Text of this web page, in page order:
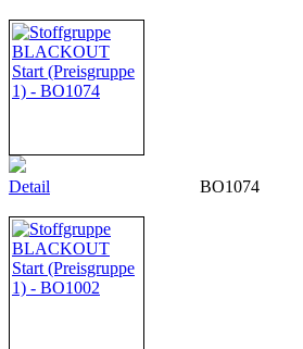
Detail BO1074